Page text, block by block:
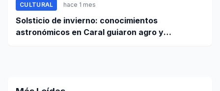
CULTURAL hace 1 mes
Solsticio de invierno: conocimientos
astronómicos en Caral guiaron agro y